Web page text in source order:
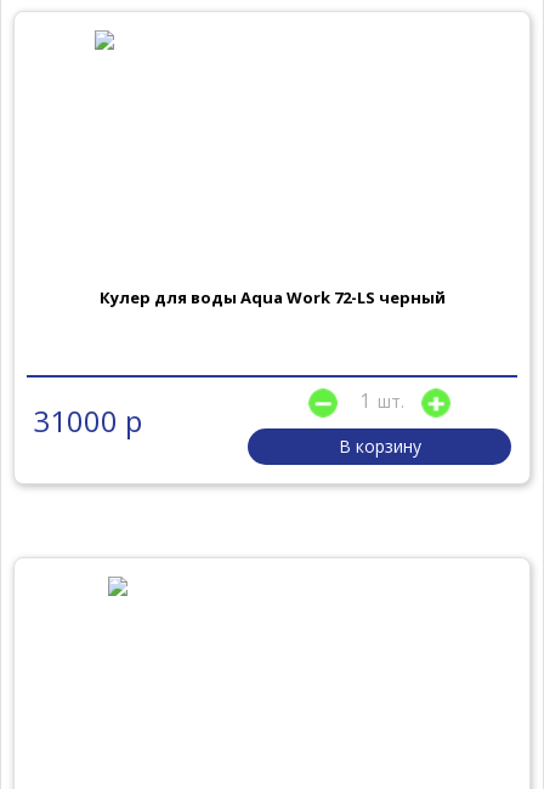
Кулер для воды Aqua Work 72-LS черный
31000 р
шт.
В корзину